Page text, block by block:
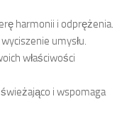
harmonii i odprężenia.
umysłu.
właściwości
i wspomaga